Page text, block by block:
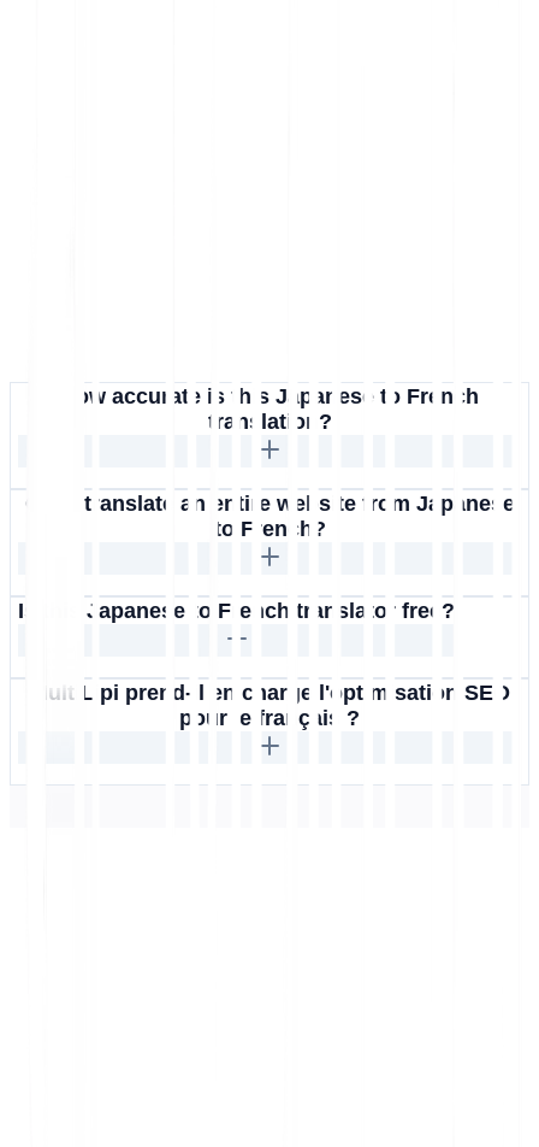
How accurate is this Japanese to French
translation?
Can I translate an entire website from Japanese
to French?
Is this Japanese to French translator free?
MultiLipi prend-il en charge l'optimisation SEO
pour le français ?